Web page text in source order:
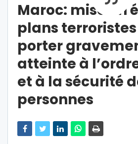
Maroc: mise en
plans
porter
atteinte à
et à la sécurité
personnes